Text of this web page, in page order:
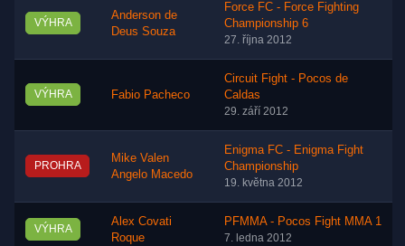
VÝHRA
Anderson de
Deus Souza
Force FC - Force Fighting
Championship 6
27. října 2012
VÝHRA Fabio Pacheco
Circuit Fight - Pocos de
Caldas
29. září 2012
PROHRA
Mike Valen
Angelo Macedo
Enigma FC - Enigma Fight
Championship
19. května 2012
VÝHRA
Alex Covati
Roque
PFMMA - Pocos Fight MMA 1
7. ledna 2012